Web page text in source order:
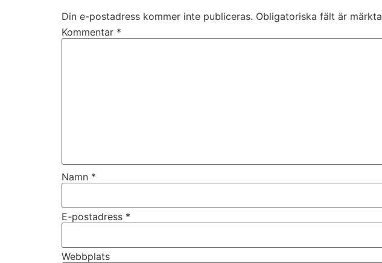
Din e-postadress kommer inte publiceras. Obligatoriska fält är märkta
Kommentar *
Namn *
E-postadress *
Webbplats